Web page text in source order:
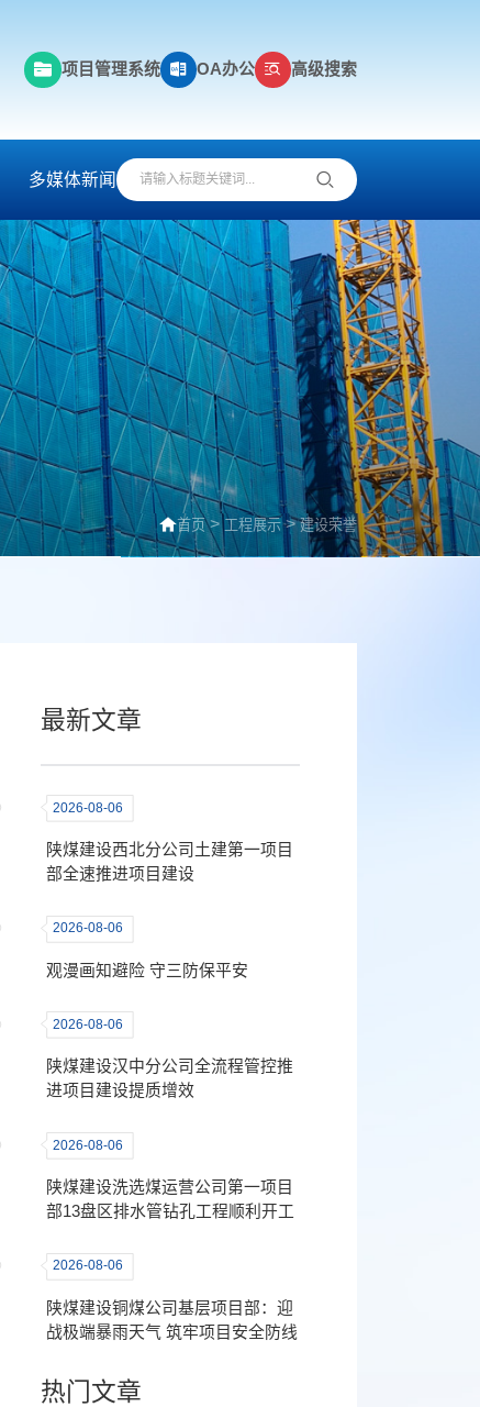
项目管理系统 OA办公 高级搜索
多媒体新闻
首页>工程展示>建设荣誉
最新文章
2026-08-06
陕煤建设西北分公司土建第一项目
部全速推进项目建设
2026-08-06
观漫画知避险 守三防保平安
2026-08-06
陕煤建设汉中分公司全流程管控推
进项目建设提质增效
2026-08-06
陕煤建设洗选煤运营公司第一项目
部13盘区排水管钻孔工程顺利开工
2026-08-06
陕煤建设铜煤公司基层项目部：迎
战极端暴雨天气 筑牢项目安全防线
热门文章